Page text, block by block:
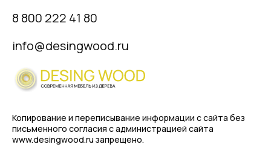
8 800 222 41 80
info@desingwood.ru
Копирование и переписывание информации с сайта без
письменного согласия с администрацией сайта
www.desingwood.ru запрещено.